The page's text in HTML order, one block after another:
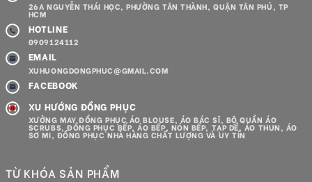
26A NGUYỄN THÁI HỌC, PHƯỜNG TÂN THÀNH, QUẬN TÂN PHÚ, TP
HCM
HOTLINE
0909124112
EMAIL
XUHUONGDONGPHUC@GMAIL.COM
FACEBOOK
XU HƯỚNG ĐỒNG PHỤC
XƯỞNG MAY ĐỒNG PHỤC ÁO BLOUSE, ÁO BÁC SĨ, BỘ QUẦN ÁO
SCRUBS, ĐỒNG PHỤC BẾP, ÁO BẾP, NÓN BẾP, TẠP DỀ, ÁO THUN, ÁO
SƠ MI, ĐỒNG PHỤC NHÀ HÀNG CHẤT LƯỢNG VÀ UY TÍN
TỪ KHÓA SẢN PHẨM